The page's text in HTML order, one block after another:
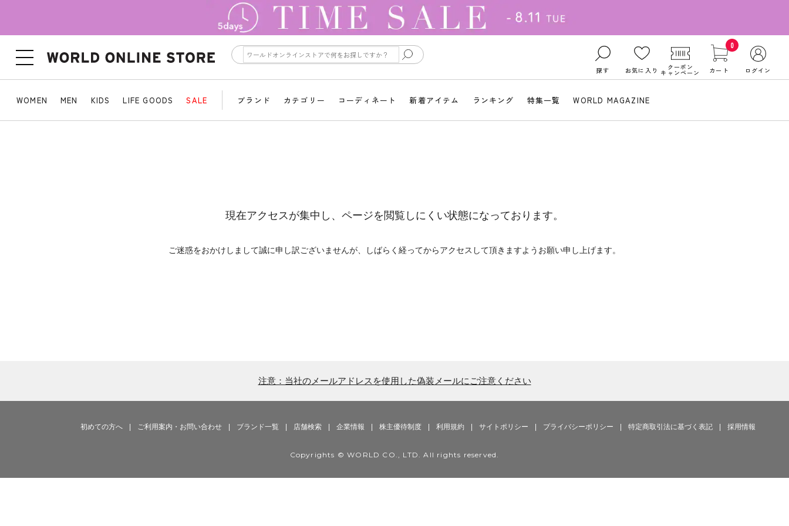
探す お気に入り クーポン
キャンペーン
0
カート ログイン
WOMEN MEN KIDS LIFE GOODS SALE ブランド カテゴリー コーディネート 新着アイテム ランキング 特集一覧 WORLD MAGAZINE
現在アクセスが集中し、ページを閲覧しにくい状態になっております。
ご迷惑をおかけしまして誠に申し訳ございませんが、しばらく経ってからアクセスして頂きますようお願い申し上げます。
注意：当社のメールアドレスを使用した偽装メールにご注意ください
初めての方へ ご利用案内・お問い合わせ ブランド一覧 店舗検索 企業情報 株主優待制度 利用規約 サイトポリシー プライバシーポリシー 特定商取引法に基づく表記 採用情報
Copyrights © WORLD CO., LTD. All rights reserved.